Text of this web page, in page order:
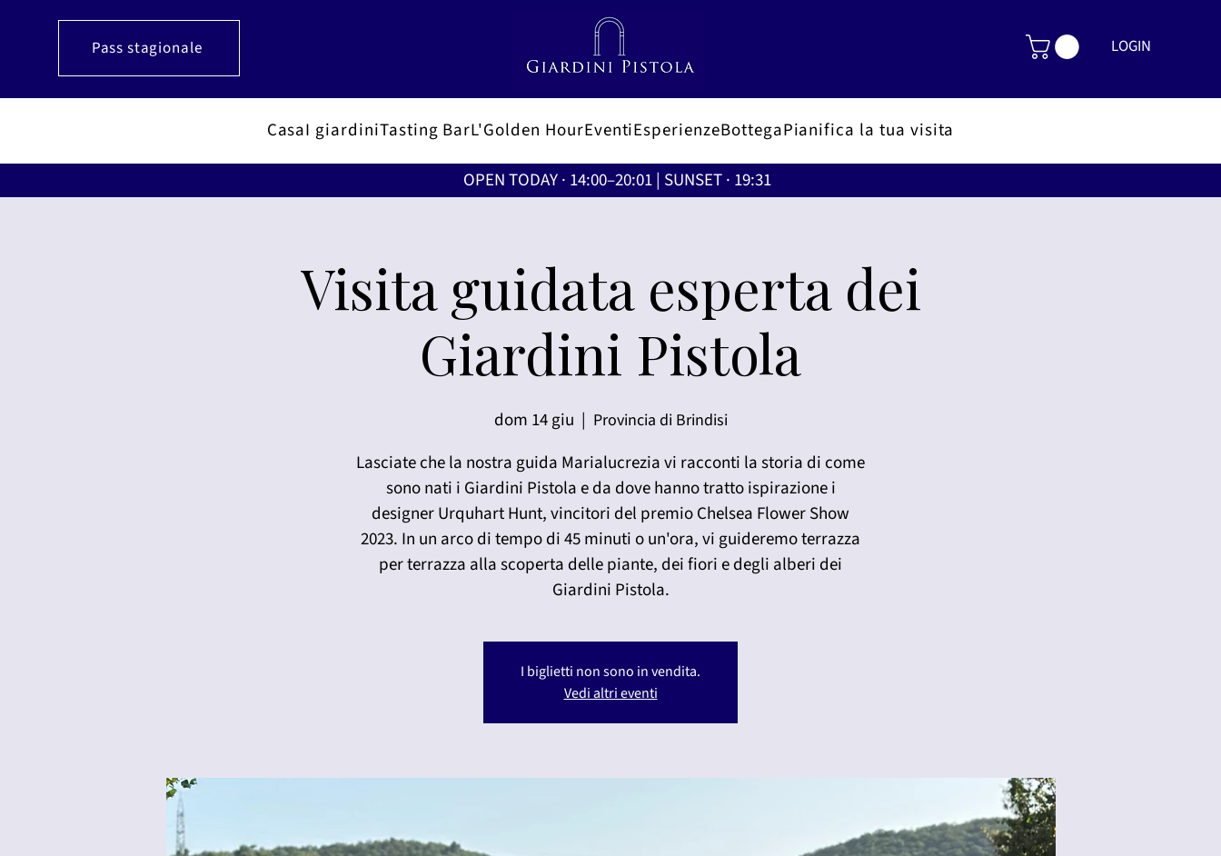
Pass stagionale LOGIN
CasaI giardiniTasting BarL'Golden HourEventiEsperienzeBottegaPianifica la tua visita
OPEN TODAY · 14:00–20:01 | SUNSET · 19:31
Visita guidata esperta dei
Giardini Pistola
dom 14 giu
  |
Provincia di Brindisi
Lasciate che la nostra guida Marialucrezia vi racconti la storia di come
sono nati i Giardini Pistola e da dove hanno tratto ispirazione i
designer Urquhart Hunt, vincitori del premio Chelsea Flower Show
2023. In un arco di tempo di 45 minuti o un'ora, vi guideremo terrazza
per terrazza alla scoperta delle piante, dei fiori e degli alberi dei
Giardini Pistola.
I biglietti non sono in vendita.
Vedi altri eventi